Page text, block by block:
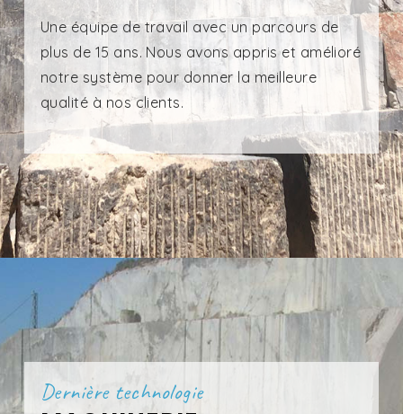
Une équipe de travail avec un parcours de
plus de 15 ans. Nous avons appris et amélioré
notre système pour donner la meilleure
qualité à nos clients.
Dernière technologie